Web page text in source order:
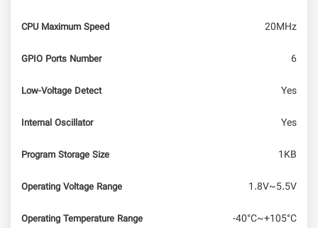
CPU Maximum Speed 20MHz
GPIO Ports Number 6
Low-Voltage Detect Yes
Internal Oscillator Yes
Program Storage Size 1KB
Operating Voltage Range 1.8V~5.5V
Operating Temperature Range -40°C~+105°C